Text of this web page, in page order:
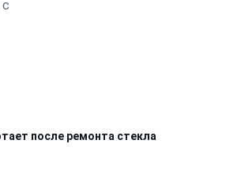
после ремонта стекла